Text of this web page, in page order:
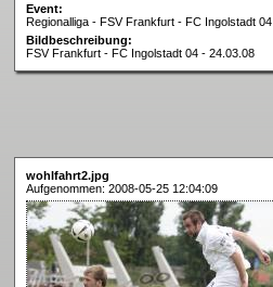
Event:
Regionalliga - FSV Frankfurt - FC Ingolstadt 04
Bildbeschreibung:
FSV Frankfurt - FC Ingolstadt 04 - 24.03.08
wohlfahrt2.jpg
Aufgenommen: 2008-05-25 12:04:09